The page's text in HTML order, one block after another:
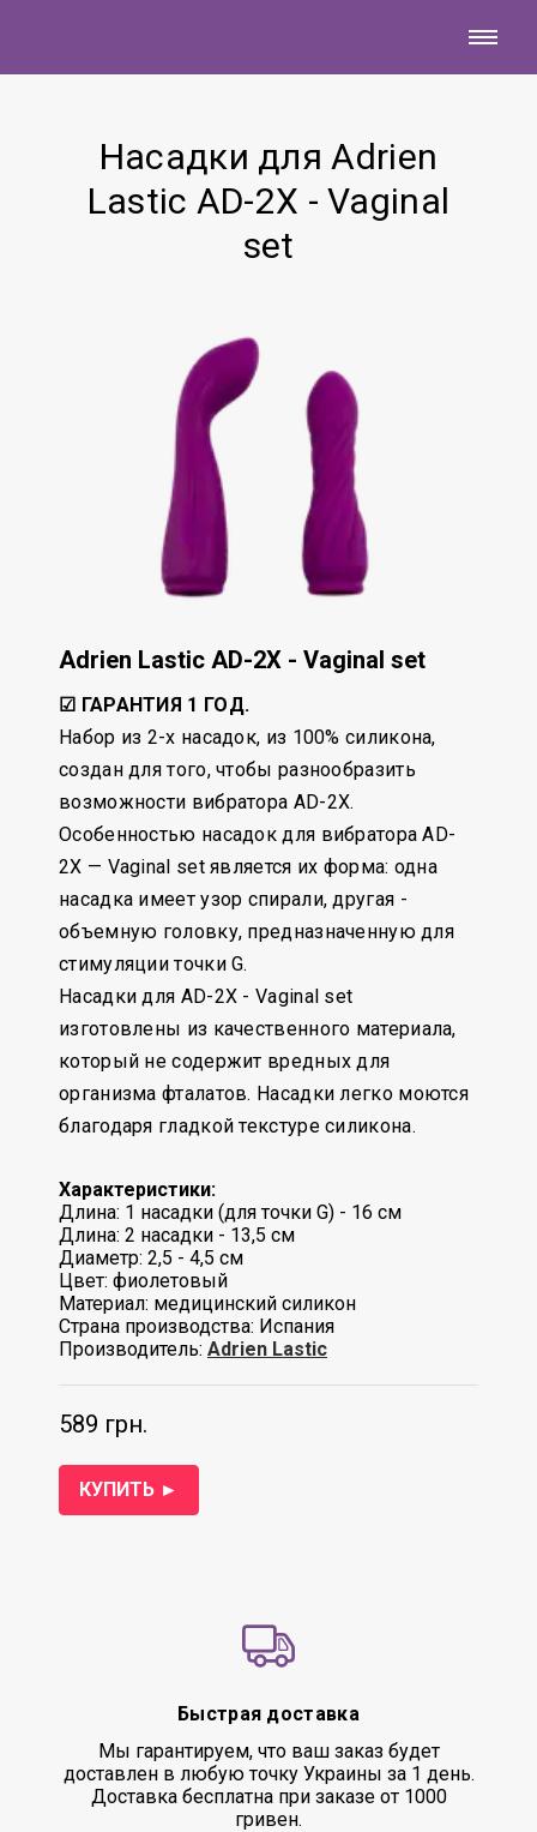
Насадки для Adrien
Lastic AD-2X - Vaginal
set
Adrien Lastic AD-2X - Vaginal set
☑ ГАРАНТИЯ 1 ГОД.
Набор из 2-х насадок, из 100% силикона,
создан для того, чтобы разнообразить
возможности вибратора AD-2X.
Особенностью насадок для вибратора AD-
2X — Vaginal set является их форма: одна
насадка имеет узор спирали, другая -
объемную головку, предназначенную для
стимуляции точки G.
Насадки для AD-2X - Vaginal set
изготовлены из качественного материала,
который не содержит вредных для
организма фталатов. Насадки легко моются
благодаря гладкой текстуре силикона.
Характеристики:
Длина: 1 насадки (для точки G) - 16 см
Длина: 2 насадки - 13,5 см
Диаметр: 2,5 - 4,5 см
Цвет: фиолетовый
Материал: медицинский силикон
Страна производства: Испания
Производитель: Adrien Lastic
КУПИТЬ ►
589 грн.
Быстрая доставка
Мы гарантируем, что ваш заказ будет
доставлен в любую точку Украины за 1 день.
Доставка бесплатна при заказе от 1000
гривен.